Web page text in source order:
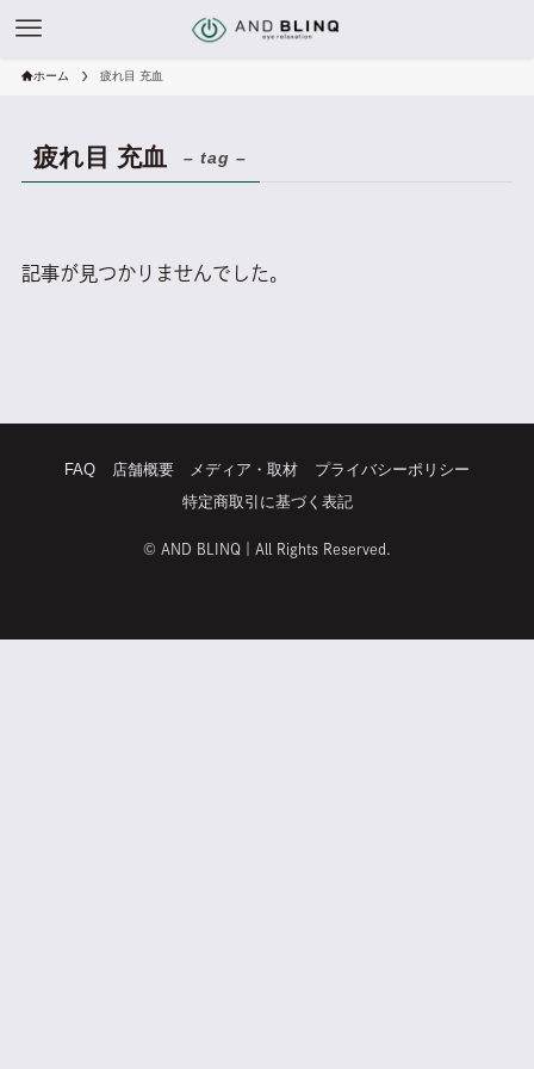
ホーム 疲れ目 充血
疲れ目 充血 – tag –
記事が見つかりませんでした。
FAQ 店舗概要 メディア・取材
プライバシーポリシー
特定商取引に基づく表記
© AND BLINQ｜All Rights Reserved.